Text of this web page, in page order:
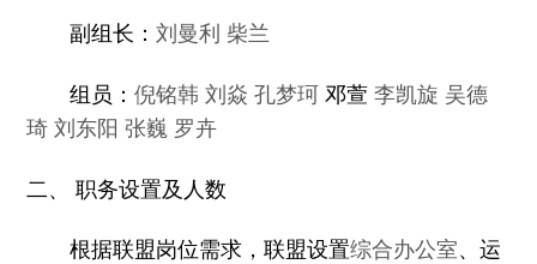
副组长： 刘曼利 柴兰
组员： 倪铭韩 刘焱 孔梦珂 邓萱李凯旋 吴德
琦 刘东阳 张巍 罗卉
二、 职务设置及人数
根据联盟岗位需求，联盟设置综合办公室、运